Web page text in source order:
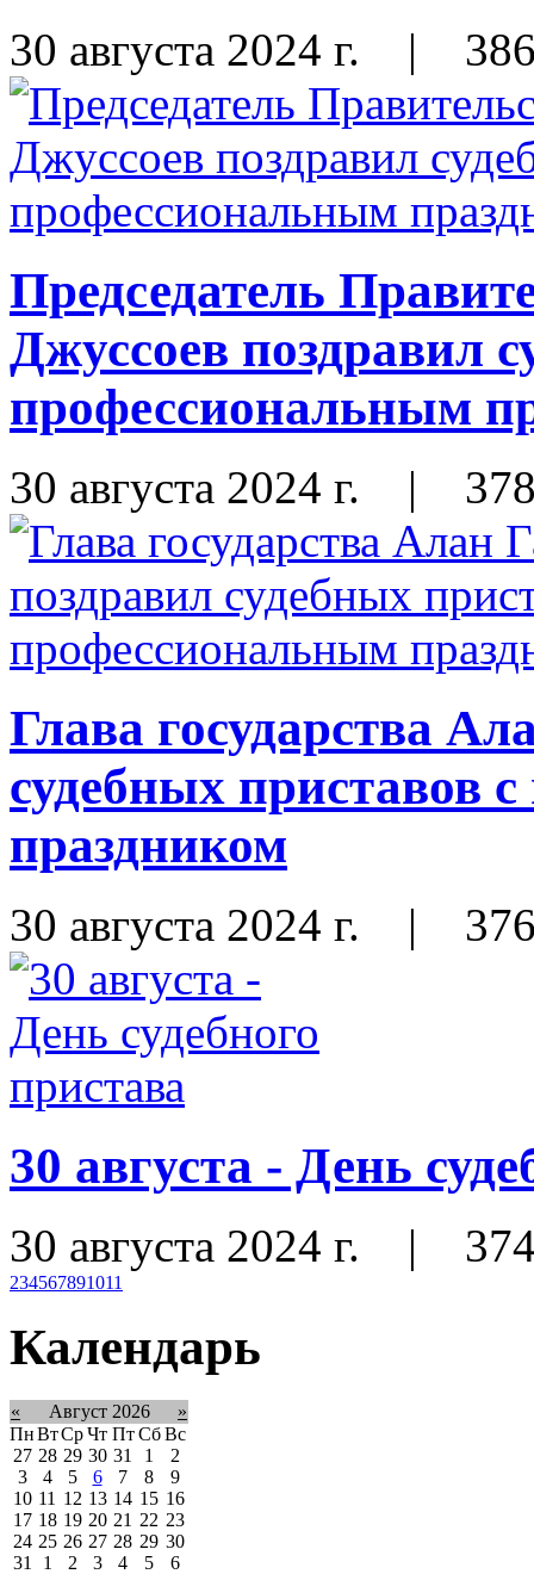
30 августа 2024 г. |
Председатель
Джуссоев поздравил
профессиональным
30 августа 2024 г. |
Глава государства
судебных приставов
праздником
30 августа 2024 г. |
30 августа - День
30 августа 2024 г. |
234567891011
Календарь
« Август 2026
»
ПнВтСрЧт Пт Сб Вс
27 28 29 30 31 1
2
3
4 5 6 7 8
9
10 11 12 13 14 15 16
17 18 19 20 21 22 23
24 25 26 27 28 29 30
31
1 2 3 4 5 6